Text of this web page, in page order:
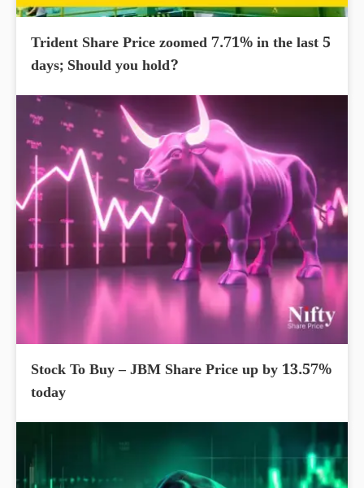
Trident Share Price zoomed 7.71% in the last 5
days; Should you hold?
Stock To Buy – JBM Share Price up by 13.57%
today